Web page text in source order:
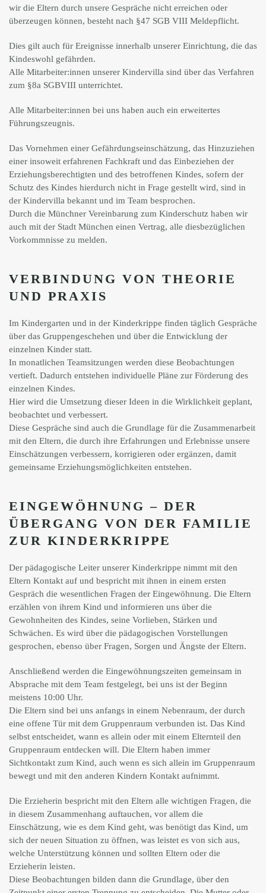
wir die Eltern durch unsere Gespräche nicht erreichen oder
überzeugen können, besteht nach §47 SGB VIII Meldepflicht.
Dies gilt auch für Ereignisse innerhalb unserer Einrichtung, die das
Kindeswohl gefährden.
Alle Mitarbeiter:innen unserer Kindervilla sind über das Verfahren
zum §8a SGBVIII unterrichtet.
Alle Mitarbeiter:innen bei uns haben auch ein erweitertes
Führungszeugnis.
Das Vornehmen einer Gefährdungseinschätzung, das Hinzuziehen
einer insoweit erfahrenen Fachkraft und das Einbeziehen der
Erziehungsberechtigten und des betroffenen Kindes, sofern der
Schutz des Kindes hierdurch nicht in Frage gestellt wird, sind in
der Kindervilla bekannt und im Team besprochen.
Durch die Münchner Vereinbarung zum Kinderschutz haben wir
auch mit der Stadt München einen Vertrag, alle diesbezüglichen
Vorkommnisse zu melden.
VERBINDUNG VON THEORIE
UND PRAXIS
Im Kindergarten und in der Kinderkrippe finden täglich Gespräche
über das Gruppengeschehen und über die Entwicklung der
einzelnen Kinder statt.
In monatlichen Teamsitzungen werden diese Beobachtungen
vertieft. Dadurch entstehen individuelle Pläne zur Förderung des
einzelnen Kindes.
Hier wird die Umsetzung dieser Ideen in die Wirklichkeit geplant,
beobachtet und verbessert.
Diese Gespräche sind auch die Grundlage für die Zusammenarbeit
mit den Eltern, die durch ihre Erfahrungen und Erlebnisse unsere
Einschätzungen verbessern, korrigieren oder ergänzen, damit
gemeinsame Erziehungsmöglichkeiten entstehen.
EINGEWÖHNUNG – DER
ÜBERGANG VON DER FAMILIE
ZUR KINDERKRIPPE
Der pädagogische Leiter unserer Kinderkrippe nimmt mit den
Eltern Kontakt auf und bespricht mit ihnen in einem ersten
Gespräch die wesentlichen Fragen der Eingewöhnung. Die Eltern
erzählen von ihrem Kind und informieren uns über die
Gewohnheiten des Kindes, seine Vorlieben, Stärken und
Schwächen. Es wird über die pädagogischen Vorstellungen
gesprochen, ebenso über Fragen, Sorgen und Ängste der Eltern.
Anschließend werden die Eingewöhnungszeiten gemeinsam in
Absprache mit dem Team festgelegt, bei uns ist der Beginn
meistens 10:00 Uhr.
Die Eltern sind bei uns anfangs in einem Nebenraum, der durch
eine offene Tür mit dem Gruppenraum verbunden ist. Das Kind
selbst entscheidet, wann es allein oder mit einem Elternteil den
Gruppenraum entdecken will. Die Eltern haben immer
Sichtkontakt zum Kind, auch wenn es sich allein im Gruppenraum
bewegt und mit den anderen Kindern Kontakt aufnimmt.
Die Erzieherin bespricht mit den Eltern alle wichtigen Fragen, die
in diesem Zusammenhang auftauchen, vor allem die
Einschätzung, wie es dem Kind geht, was benötigt das Kind, um
sich der neuen Situation zu öffnen, was leistet es von sich aus,
welche Unterstützung können und sollten Eltern oder die
Erzieherin leisten.
Diese Beobachtungen bilden dann die Grundlage, über den